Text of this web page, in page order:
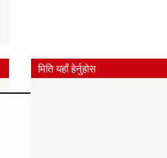
मिति यहाँ हेर्नुहोस